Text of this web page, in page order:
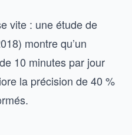
vite : une étude de
montre qu’un
10 minutes par jour
la précision de 40 %